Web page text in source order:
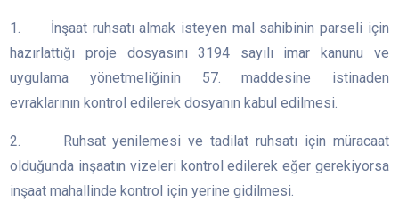
1. İnşaat ruhsatı almak isteyen mal sahibinin parseli için
hazırlattığı proje dosyasını 3194 sayılı imar kanunu ve
uygulama yönetmeliğinin 57. maddesine istinaden
evraklarının kontrol edilerek dosyanın kabul edilmesi.
2. Ruhsat yenilemesi ve tadilat ruhsatı için müracaat
olduğunda inşaatın vizeleri kontrol edilerek eğer gerekiyorsa
inşaat mahallinde kontrol için yerine gidilmesi.